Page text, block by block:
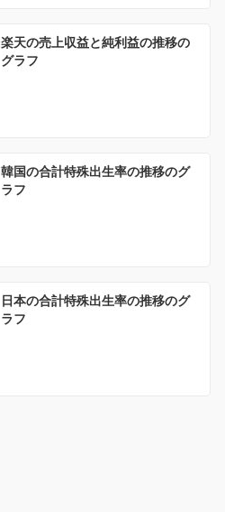
楽天の売上収益と純利益の推移の
グラフ
韓国の合計特殊出生率の推移のグ
ラフ
日本の合計特殊出生率の推移のグ
ラフ